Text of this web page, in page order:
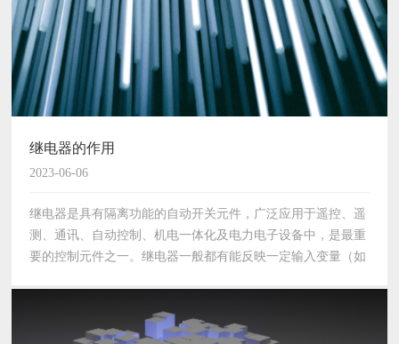
继电器的作用
2023-06-06
继电器是具有隔离功能的自动开关元件，广泛应用于遥控、遥
测、通讯、自动控制、机电一体化及电力电子设备中，是最重
要的控制元件之一。继电器一般都有能反映一定输入变量（如